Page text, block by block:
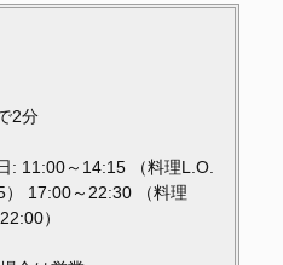
2分
: 11:00～14:15 （料理L.O.
17:00～22:30 （料理
）